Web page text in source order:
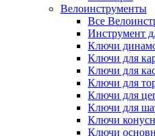
Велоинструменты
Все
Инструмент
Ключи
Ключи для
Ключи для
Ключи для
Ключи для
Ключи для
Ключи
Ключи